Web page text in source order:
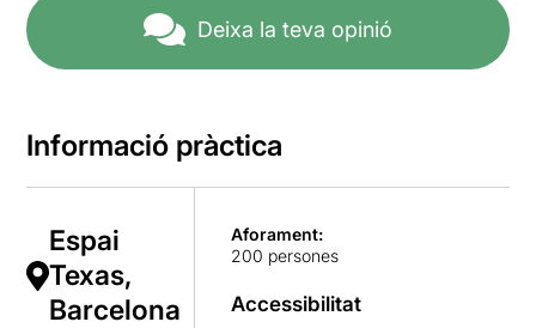
Deixa la teva opinió
Informació pràctica
Espai
Texas,
Barcelona
Aforament:
200 persones
Accessibilitat